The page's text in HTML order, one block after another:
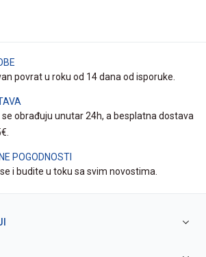
povrat u roku od 14 dana od isporuke.
se obrađuju unutar 24h, a besplatna dostava
POGODNOSTI
i budite u toku sa svim novostima.